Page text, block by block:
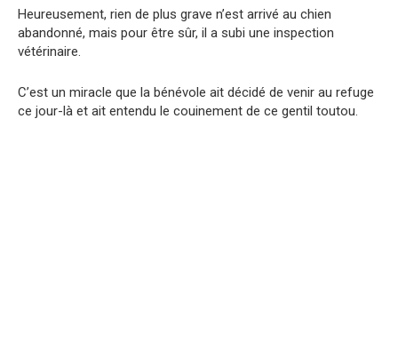
Heureusement, rien de plus grave n’est arrivé au chien
abandonné, mais pour être sûr, il a subi une inspection
vétérinaire.
C’est un miracle que la bénévole ait décidé de venir au refuge
ce jour-là et ait entendu le couinement de ce gentil toutou.